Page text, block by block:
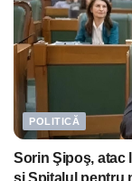
POLITICĂ
Sorin Şipoş, atac